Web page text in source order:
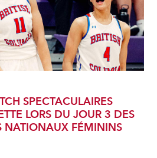
SPECTACULAIRES
LORS DU JOUR 3 DES
NATIONAUX FÉMININS